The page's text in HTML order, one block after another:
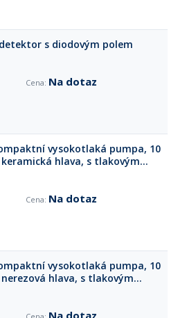
detektor s diodovým polem
Na dotaz
vysokotlaká pumpa, 10
hlava, s tlakovým
Na dotaz
vysokotlaká pumpa, 10
hlava, s tlakovým
Na dotaz